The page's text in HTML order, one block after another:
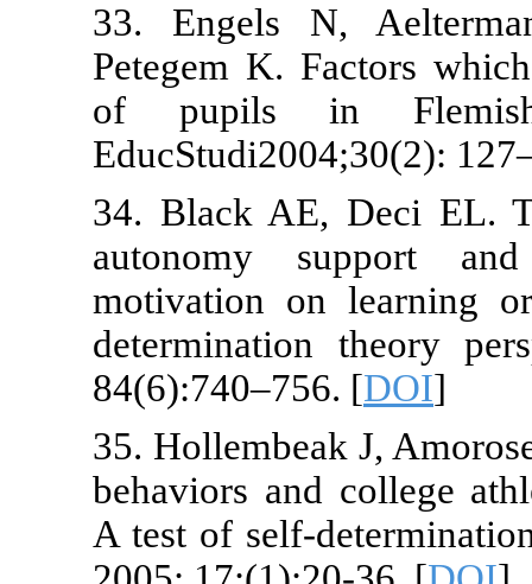
33. Engels
Petegem K.
of pupils
34. Black
autonomy
motivation
35.
behaviors
A test of self-